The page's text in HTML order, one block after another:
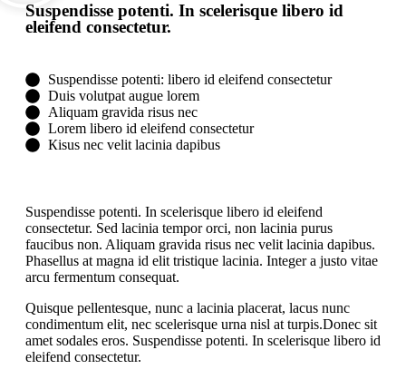
Suspendisse potenti. In scelerisque libero id
eleifend consectetur.
Suspendisse potenti: libero id eleifend consectetur
Duis volutpat augue lorem
Aliquam gravida risus nec
Lorem libero id eleifend consectetur
Кisus nec velit lacinia dapibus
Suspendisse potenti. In scelerisque libero id eleifend
consectetur. Sed lacinia tempor orci, non lacinia purus
faucibus non. Aliquam gravida risus nec velit lacinia dapibus.
Phasellus at magna id elit tristique lacinia. Integer a justo vitae
arcu fermentum consequat.
Quisque pellentesque, nunc a lacinia placerat, lacus nunc
condimentum elit, nec scelerisque urna nisl at turpis.Donec sit
amet sodales eros. Suspendisse potenti. In scelerisque libero id
eleifend consectetur.